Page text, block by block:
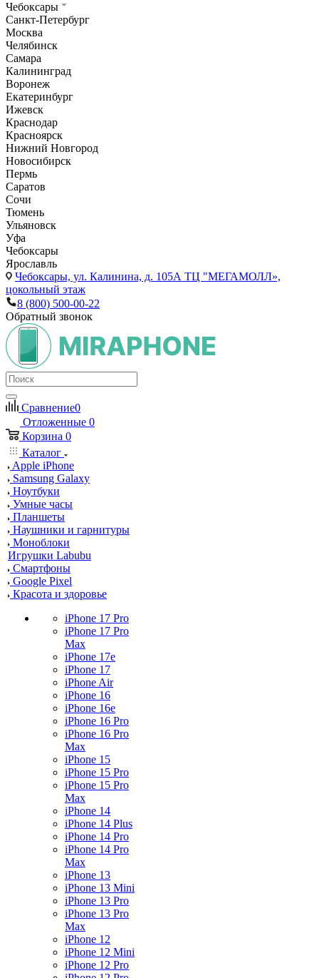
Чебоксары
Санкт-Петербург
Москва
Челябинск
Самара
Калининград
Воронеж
Екатеринбург
Ижевск
Краснодар
Красноярск
Нижний Новгород
Новосибирск
Пермь
Саратов
Сочи
Тюмень
Ульяновск
Уфа
Чебоксары
Ярославль
Чебоксары, ул. Калинина, д. 105А ТЦ "МЕГАМОЛЛ»,
цокольный этаж
8 (800) 500-00-22
Обратный звонок
Сравнение0
Отложенные 0
Корзина 0
Каталог
Apple iPhone
Samsung Galaxy
Ноутбуки
Умные часы
Планшеты
Наушники и гарнитуры
Моноблоки
Игрушки Labubu
Смартфоны
Google Pixel
Красота и здоровье
iPhone 17 Pro
iPhone 17 Pro
Max
iPhone 17e
iPhone 17
iPhone Air
iPhone 16
iPhone 16e
iPhone 16 Pro
iPhone 16 Pro
Max
iPhone 15
iPhone 15 Pro
iPhone 15 Pro
Max
iPhone 14
iPhone 14 Plus
iPhone 14 Pro
iPhone 14 Pro
Max
iPhone 13
iPhone 13 Mini
iPhone 13 Pro
iPhone 13 Pro
Max
iPhone 12
iPhone 12 Mini
iPhone 12 Pro